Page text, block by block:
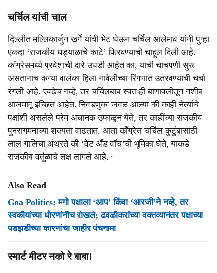
चर्चिल यांची चाल
दिल्लीत मल्लिकार्जुन खर्गे यांची भेट घेऊन चर्चिल आलेमाव यांनी पुन्हा
एकदा ‘राजकीय घड्याळाचे काटे’ फिरवण्याची चाहूल दिली आहे.
काँग्रेसमध्ये प्रवेशाची दारे उघडी आहेत का, याची चाचपणी सुरू
असतानाच कन्या वालंका हिला नावेलीच्या रिंगणात उतरवण्याची चर्चा
रंगली आहे. एवढेच नव्हे, तर चर्चिलबाब स्वतःही बाणावलीतून नशीब
आजमावू इच्छित आहेत. निवडणुका जवळ आल्या की काही नेत्यांचे
पक्षांशी असलेले प्रेम अचानक उफाळून येते, तर काहींच्या राजकीय
पुनरागमनाच्या शक्यता वाढतात. आता काँग्रेस चर्चिल कुटुंबासाठी
लाल गालिचा अंथरते की ‘वेट अँड वॉच’ची भूमिका घेते, याकडे
राजकीय वर्तुळाचे लक्ष लागले आहे. ∙
Also Read
Goa Politics: मगो पक्षाला ‘आप’ किंवा ‘आरजी’ने नव्हे, तर
स्वकीयांच्या धोरणांनीच रोखले; ढवळीकरांच्या वक्तव्यानंतर पक्षाच्या
पडझडीच्या कारणांचा जाहीर पंचनामा
स्मार्ट मीटर नको रे बाबा!